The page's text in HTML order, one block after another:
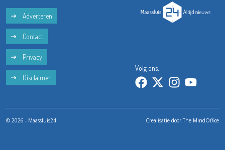
Adverteren
Contact
Privacy
Disclaimer
Volg ons:
© 2026 - Maassluis24 Crealisatie doorThe MindOffice